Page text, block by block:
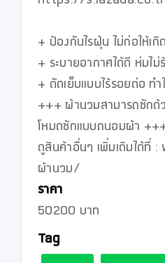
+ ป้องกันไรฝุ่น ไม่ก่อให้เกิ
+ ระบายอากาศได้ดี ห่มไม่
+ ตัดเย็บแบบไร้รอยต่อ ท
+++ ผ้านวมสามารถซักด้ว
โหมดซักแบบถนอมผ้า
ดูสินค้าอื่นๆ เพิ่มเติมได้ที่
ผ้านวม/
ราคา
50200 บาท
Tag